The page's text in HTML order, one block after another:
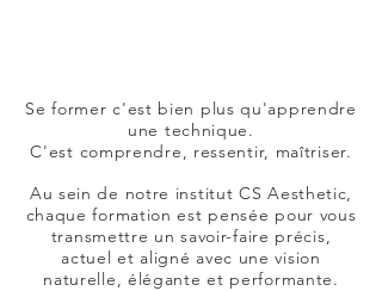
Se former c'est bien plus qu'apprendre
une technique.
C'est comprendre, ressentir, maîtriser.
Au sein de notre institut CS Aesthetic,
chaque formation est pensée pour vous
transmettre un savoir-faire précis,
actuel et aligné avec une vision
naturelle, élégante et performante.